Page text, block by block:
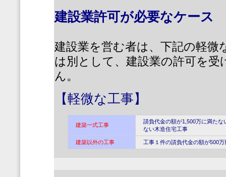
建設業許可が必要なケース
建設業を営む者は、下記の軽微
は別として、建設業の許可を
ん。
【軽微な工事】
建築一式工事
請負代金の額が1,500万に満た
ない木造住宅工事
建築以外の工事 工事１件の請負代金の額が500